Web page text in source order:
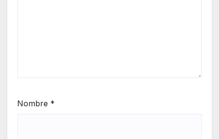
Nombre *